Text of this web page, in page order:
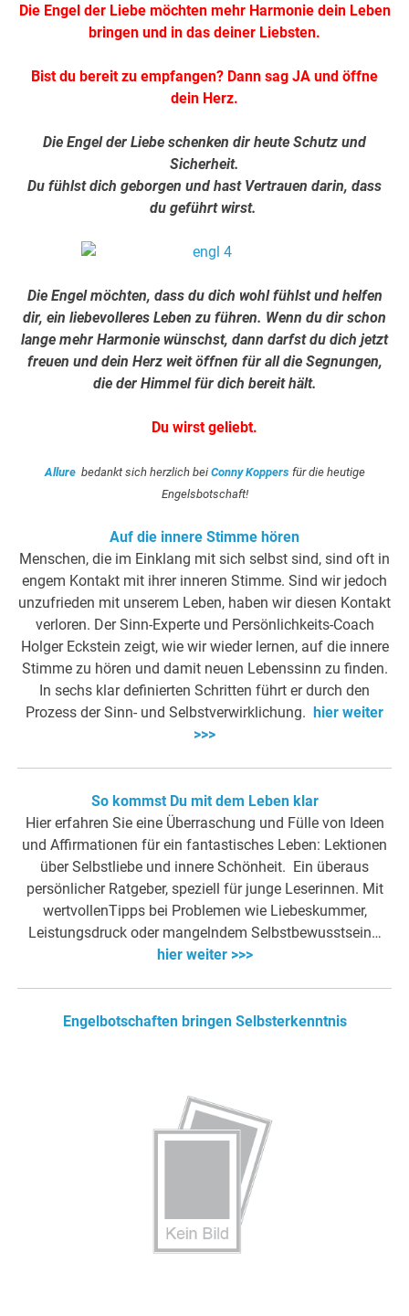
Die Engel der Liebe möchten mehr Harmonie dein Leben
bringen und in das deiner Liebsten.
Bist du bereit zu empfangen? Dann sag JA und öffne
dein Herz.
Die Engel der Liebe schenken dir heute Schutz und
Sicherheit.
Du fühlst dich geborgen und hast Vertrauen darin, dass
du geführt wirst.
Die Engel möchten, dass du dich wohl fühlst und helfen
dir, ein liebevolleres Leben zu führen. Wenn du dir schon
lange mehr Harmonie wünschst, dann darfst du dich jetzt
freuen und dein Herz weit öffnen für all die Segnungen,
die der Himmel für dich bereit hält.
Du wirst geliebt.
Allure bedankt sich herzlich bei Conny Koppers für die heutige
Engelsbotschaft!
Auf die innere Stimme hören
Menschen, die im Einklang mit sich selbst sind, sind oft in
engem Kontakt mit ihrer inneren Stimme. Sind wir jedoch
unzufrieden mit unserem Leben, haben wir diesen Kontakt
verloren. Der Sinn-Experte und Persönlichkeits-Coach
Holger Eckstein zeigt, wie wir wieder lernen, auf die innere
Stimme zu hören und damit neuen Lebenssinn zu finden.
In sechs klar definierten Schritten führt er durch den
Prozess der Sinn- und Selbstverwirklichung.
hier weiter
>>>
So kommst Du mit dem Leben klar
Hier erfahren Sie eine Überraschung und Fülle von Ideen
und Affirmationen für ein fantastisches Leben: Lektionen
über Selbstliebe und innere Schönheit. Ein überaus
persönlicher Ratgeber, speziell für junge Leserinnen. Mit
wertvollenTipps bei Problemen wie Liebeskummer,
Leistungsdruck oder mangelndem Selbstbewusstsein…
hier weiter >>>
Engelbotschaften bringen Selbsterkenntnis